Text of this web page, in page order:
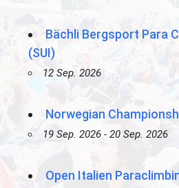
Bächli Bergsport Para
(SUI)
12 Sep. 2026
Norwegian
19 Sep. 2026 - 20 Sep. 2026
Open Italien